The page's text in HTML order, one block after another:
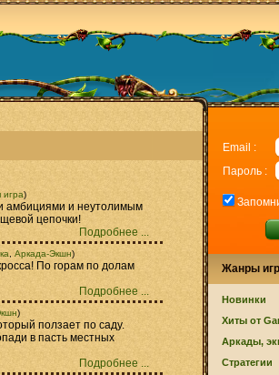
игра)
амбициями и неутолимым
цепочки!
Подробнее ...
Аркада-Экшн)
По горам по долам
Подробнее ...
)
ползает по саду.
в пасть местных
Подробнее ...
Email :
Пароль :
Жанры
Новинки
Хиты от
Аркады,
Стратегии